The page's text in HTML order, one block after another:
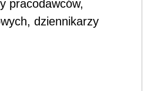
pracodawców,
dziennikarzy